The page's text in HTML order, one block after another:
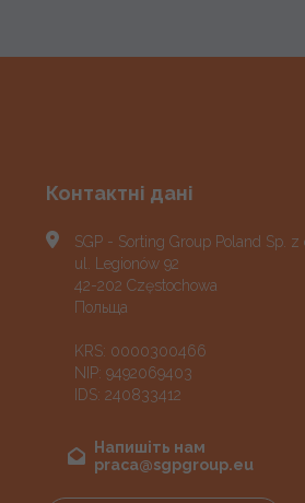
Контактні дані
SGP - Sorting Group Poland Sp. z
ul. Legionów 92
42-202 Częstochowa
Польща
KRS: 0000300466
NIP: 9492069403
IDS: 240833412
Напишіть нам
praca@sgpgroup.eu